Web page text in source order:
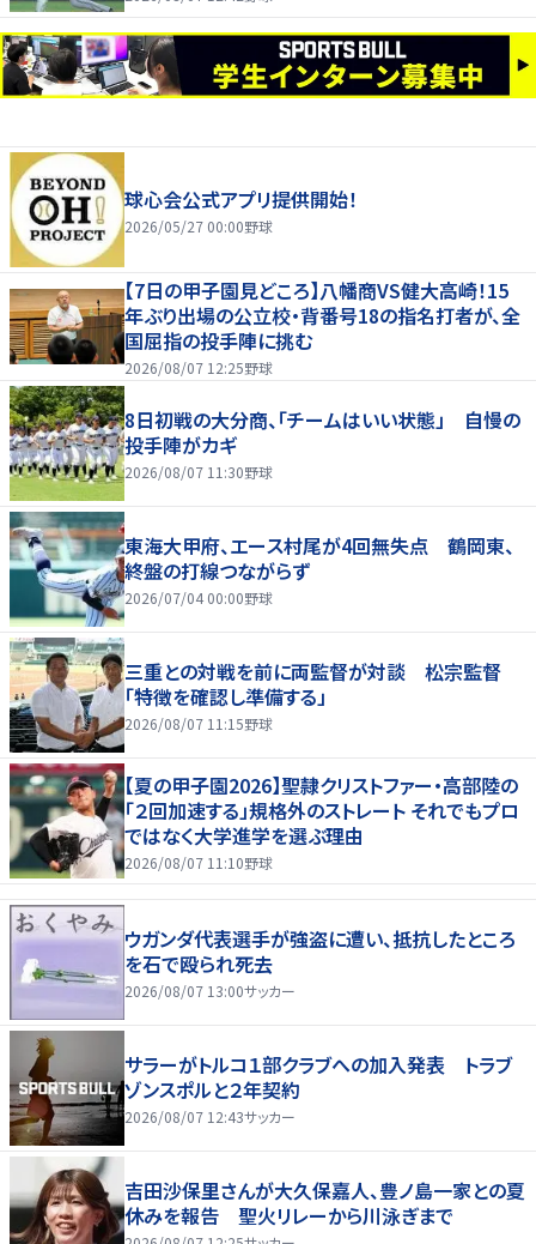
球心会公式アプリ提供開始！
2026/05/27 00:00野球
【7日の甲子園見どころ】八幡商VS健大高崎！15
年ぶり出場の公立校・背番号18の指名打者が、全
国屈指の投手陣に挑む
2026/08/07 12:25野球
8日初戦の大分商、「チームはいい状態」 自慢の
投手陣がカギ
2026/08/07 11:30野球
東海大甲府、エース村尾が4回無失点 鶴岡東、
終盤の打線つながらず
2026/07/04 00:00野球
三重との対戦を前に両監督が対談 松宗監督
「特徴を確認し準備する」
2026/08/07 11:15野球
【夏の甲子園2026】聖隷クリストファー・高部陸の
「２回加速する」規格外のストレート それでもプロ
ではなく大学進学を選ぶ理由
2026/08/07 11:10野球
ウガンダ代表選手が強盗に遭い、抵抗したところ
を石で殴られ死去
2026/08/07 13:00サッカー
サラーがトルコ１部クラブへの加入発表 トラブ
ゾンスポルと２年契約
2026/08/07 12:43サッカー
吉田沙保里さんが大久保嘉人、豊ノ島一家との夏
休みを報告 聖火リレーから川泳ぎまで